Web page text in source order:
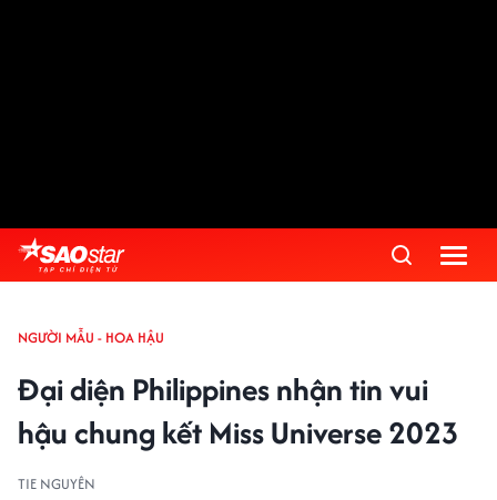
NGƯỜI MẪU - HOA HẬU
Đại diện Philippines nhận tin vui
hậu chung kết Miss Universe 2023
TIE NGUYÊN